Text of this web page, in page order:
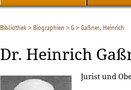
Bibliothek> Biographien >G>Gaßner, Heinrich
Dr. Heinrich
Jurist und